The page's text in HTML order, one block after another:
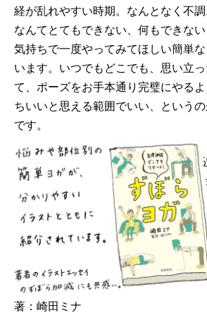
経が乱れやすい時期。なんとなく不
なんてとてもできない、何もできな
気持ちで一度やってみてほしい簡単
います。いつでもどこでも、思い立
て、ポーズをお手本通り完璧にやる
ちいいと思える範囲でいい、というの
です。
著：崎田ミナ